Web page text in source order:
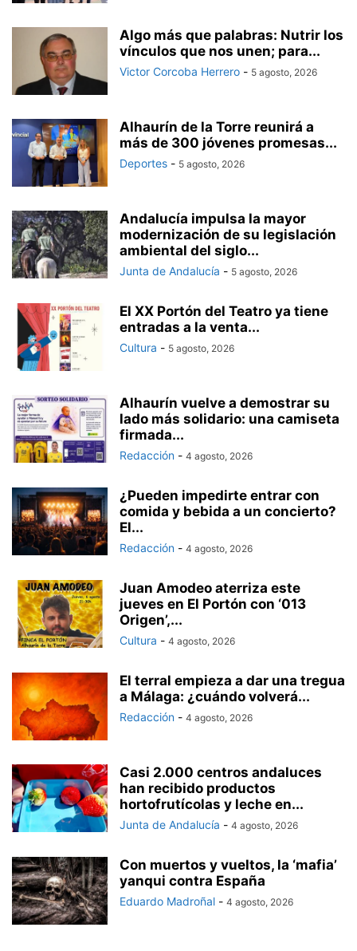
Algo más que palabras: Nutrir los
vínculos que nos unen; para...
Victor Corcoba Herrero - 5 agosto, 2026
Alhaurín de la Torre reunirá a
más de 300 jóvenes promesas...
Deportes - 5 agosto, 2026
Andalucía impulsa la mayor
modernización de su legislación
ambiental del siglo...
Junta de Andalucía - 5 agosto, 2026
El XX Portón del Teatro ya tiene
entradas a la venta...
Cultura - 5 agosto, 2026
Alhaurín vuelve a demostrar su
lado más solidario: una camiseta
firmada...
Redacción - 4 agosto, 2026
¿Pueden impedirte entrar con
comida y bebida a un concierto?
El...
Redacción - 4 agosto, 2026
Juan Amodeo aterriza este
jueves en El Portón con ‘013
Origen’,...
Cultura - 4 agosto, 2026
El terral empieza a dar una tregua
a Málaga: ¿cuándo volverá...
Redacción - 4 agosto, 2026
Casi 2.000 centros andaluces
han recibido productos
hortofrutícolas y leche en...
Junta de Andalucía - 4 agosto, 2026
Con muertos y vueltos, la ‘mafia’
yanqui contra España
Eduardo Madroñal - 4 agosto, 2026